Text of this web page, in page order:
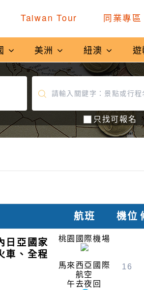
Taiwan Tour 同業專區
美洲 紐澳
只找可報名
航班 機位
日亞國家
車、全程
桃園國際機場
馬來西亞國際
航空
午去夜回
16